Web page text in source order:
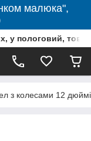
малюка",
у пологовий,
з колесами 12